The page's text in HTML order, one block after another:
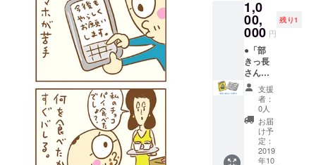
りくだ
さい。
リジナ
ルソン
グを作
り、お
送りし
ます
（mp3
）。あ
なたの
テーマ
ソング
や、あ
なたの
家族、
お友達
ジェク
トにご
協力い
ただい
たあな
たへの
感謝の
心をこ
めて、
あなた
のお名
前を本
の奥付
けに記
載しま
1,0
00,
000 円
残り1
●「部
きっ長
さん」
の単行
本（１
冊）：
いとけ
んの手
書きサ
イン入
り（あ
支援
者：
0人
お届
け予
定：
2019
年10